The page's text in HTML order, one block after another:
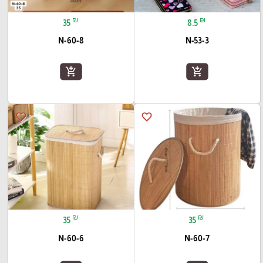
8.5 ₪
N-53-3
add_shopping_cart
35 ₪
N-60-8
add_shopping_cart
favorite_border
35 ₪
N-60-7
favorite_border
35 ₪
N-60-6